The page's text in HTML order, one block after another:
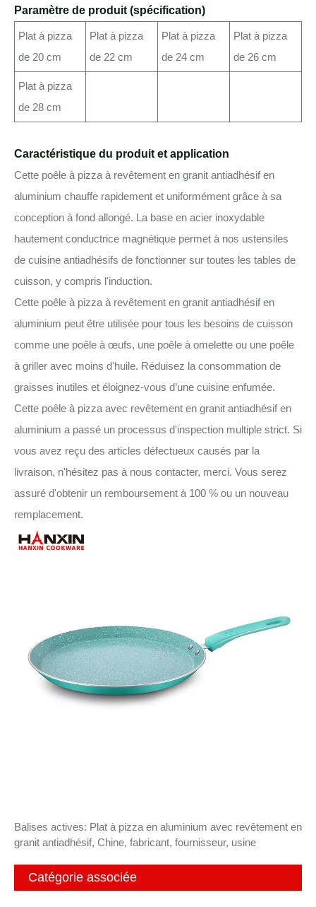
Paramètre de produit (spécification)
Plat à pizza
de 20 cm
Plat à pizza
de 22 cm
Plat à pizza
de 24 cm
Plat à pizza
de 26 cm
Plat à pizza
de 28 cm
Caractéristique du produit et application
Cette poêle à pizza à revêtement en granit antiadhésif en
aluminium chauffe rapidement et uniformément grâce à sa
conception à fond allongé. La base en acier inoxydable
hautement conductrice magnétique permet à nos ustensiles
de cuisine antiadhésifs de fonctionner sur toutes les tables de
cuisson, y compris l'induction.
Cette poêle à pizza à revêtement en granit antiadhésif en
aluminium peut être utilisée pour tous les besoins de cuisson
comme une poêle à œufs, une poêle à omelette ou une poêle
à griller avec moins d'huile. Réduisez la consommation de
graisses inutiles et éloignez-vous d’une cuisine enfumée.
Cette poêle à pizza avec revêtement en granit antiadhésif en
aluminium a passé un processus d'inspection multiple strict. Si
vous avez reçu des articles défectueux causés par la
livraison, n'hésitez pas à nous contacter, merci. Vous serez
assuré d'obtenir un remboursement à 100 % ou un nouveau
remplacement.
Balises actives: Plat à pizza en aluminium avec revêtement en
granit antiadhésif, Chine, fabricant, fournisseur, usine
Catégorie associée